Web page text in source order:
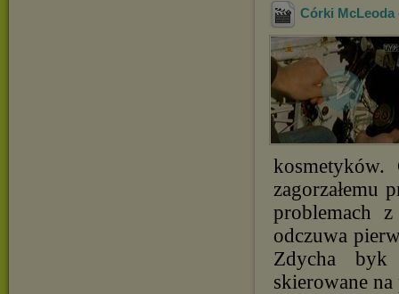
Córki McLeoda
kosmetyków.
zagorzałemu
problemach
odczuwa
Zdycha byk
skierowane